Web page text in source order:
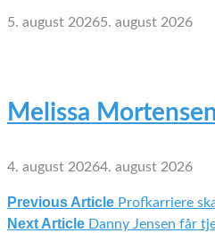
5. august 20265. august 2026
Melissa
4. august 20264. august 2026
Previous Article Profkarriere
Next Article Danny Jensen får